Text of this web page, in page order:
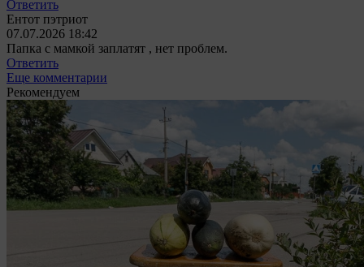
Ответить
Ентот пэтриот
07.07.2026 18:42
Папка с мамкой заплатят , нет проблем.
Ответить
Еще комментарии
Рекомендуем